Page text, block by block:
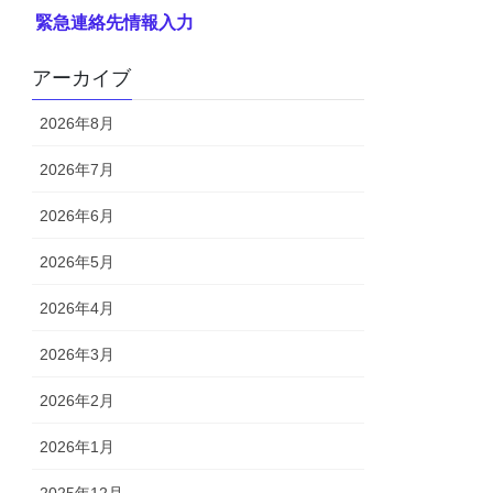
緊急連絡先情報入力
アーカイブ
2026年8月
2026年7月
2026年6月
2026年5月
2026年4月
2026年3月
2026年2月
2026年1月